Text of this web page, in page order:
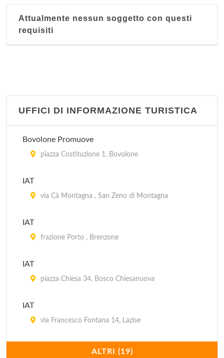
Attualmente nessun soggetto con questi
requisiti
UFFICI DI INFORMAZIONE TURISTICA
Bovolone Promuove
piazza Costituzione 1, Bovolone
IAT
via Cà Montagna , San Zeno di Montagna
IAT
frazione Porto , Brenzone
IAT
piazza Chiesa 34, Bosco Chiesanuova
IAT
via Francesco Fontana 14, Lazise
ALTRI (19)